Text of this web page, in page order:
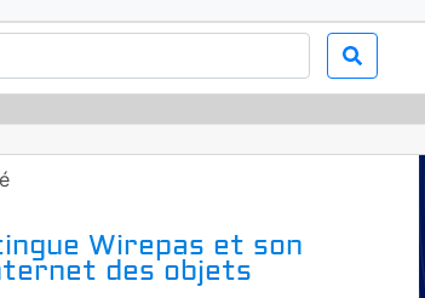
Wirepas et son
des objets